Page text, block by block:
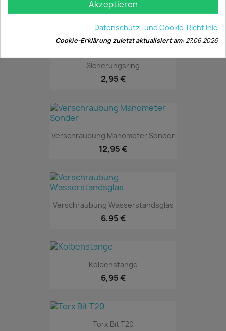
Verbindungsrohr Heizung
Sicherungsring
2,95 €
Verschraubung Manometer Sonder
12,95 €
Verschraubung Wasserstandsglas
6,95 €
Kolbenstange
6,95 €
Torx Bit T20
Akzeptieren
Datenschutz- und Cookie-Richtlinie
Cookie-Erklärung zuletzt aktualisiert am:27.06.2026